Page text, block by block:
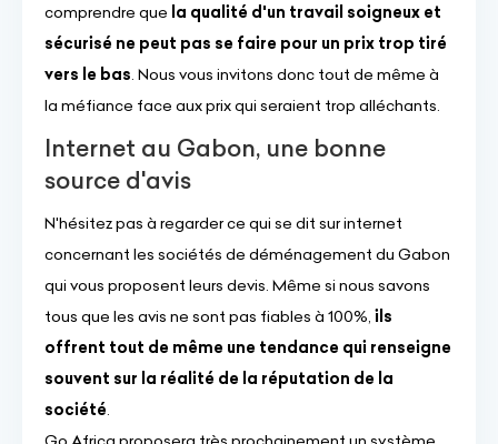
comprendre que la qualité d'un travail soigneux et
sécurisé ne peut pas se faire pour un prix trop tiré
vers le bas. Nous vous invitons donc tout de même à
la méfiance face aux prix qui seraient trop alléchants.
Internet au Gabon, une bonne
source d'avis
N'hésitez pas à regarder ce qui se dit sur internet
concernant les sociétés de déménagement du Gabon
qui vous proposent leurs devis. Même si nous savons
tous que les avis ne sont pas fiables à 100%, ils
offrent tout de même une tendance qui renseigne
souvent sur la réalité de la réputation de la
société.